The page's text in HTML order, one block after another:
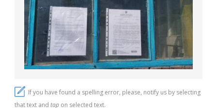
If you have found a spelling error, please, notify us by selecting
that text and tap on selected text.